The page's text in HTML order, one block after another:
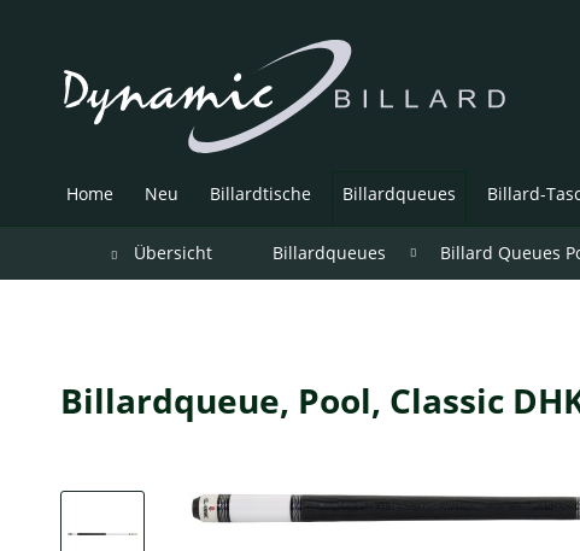
Home Neu Billardtische Billardqueues Billard-
Übersicht Billardqueues Billard Queues
Billardqueue, Pool, Classic